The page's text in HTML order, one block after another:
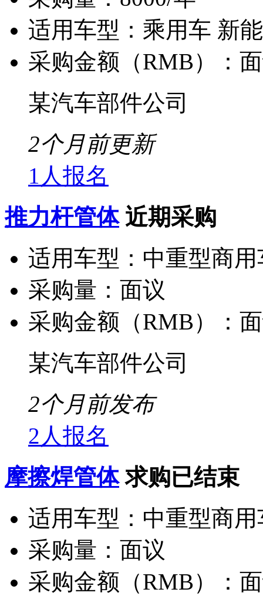
适用车型： 乘用车 新
采购金额（RMB）：
某汽车部件公司
2个月前更新
1人报名
推力杆管体 近期采购
适用车型： 中重型商
采购量： 面议
采购金额（RMB）：
某汽车部件公司
2个月前发布
2人报名
摩擦焊管体 求购已结束
适用车型： 中重型商
采购量： 面议
采购金额（RMB）：